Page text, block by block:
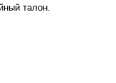
талон.